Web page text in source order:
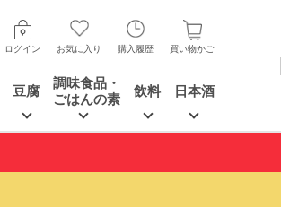
ログイン お気に入り 購入履歴 買い物かご
豆腐
調味食品・
ごはんの素
飲料 日本酒